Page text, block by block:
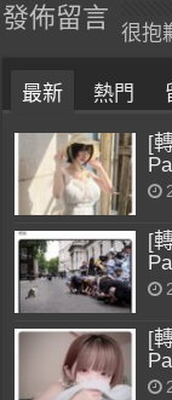
發佈留言
很抱
最新 熱門
[
[
[